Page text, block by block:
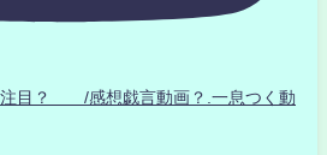
注目？ /感想戯言動画？.一息つく動